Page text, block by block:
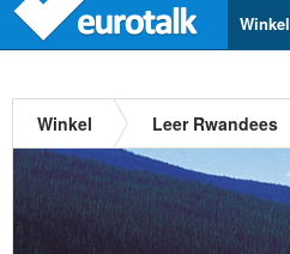
Winkel
Winkel Leer Rwandees